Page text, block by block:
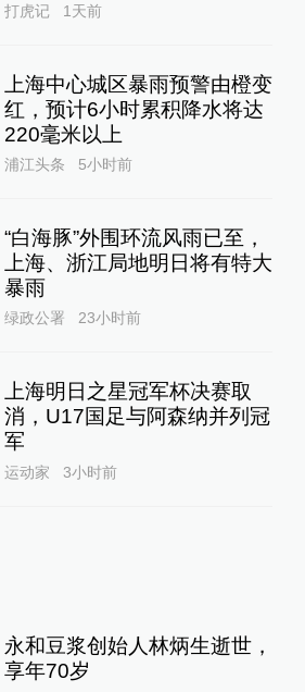
打虎记 1天前
上海中心城区暴雨预警由橙变
红，预计6小时累积降水将达
220毫米以上
浦江头条 5小时前
“白海豚”外围环流风雨已至，
上海、浙江局地明日将有特大
暴雨
绿政公署 23小时前
上海明日之星冠军杯决赛取
消，U17国足与阿森纳并列冠
军
运动家 3小时前
永和豆浆创始人林炳生逝世，
享年70岁